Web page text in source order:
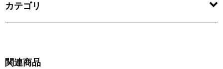
カテゴリ
関連商品